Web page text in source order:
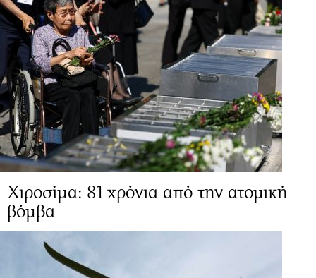
Χιροσίμα: 81 χρόνια από την ατομική
βόμβα